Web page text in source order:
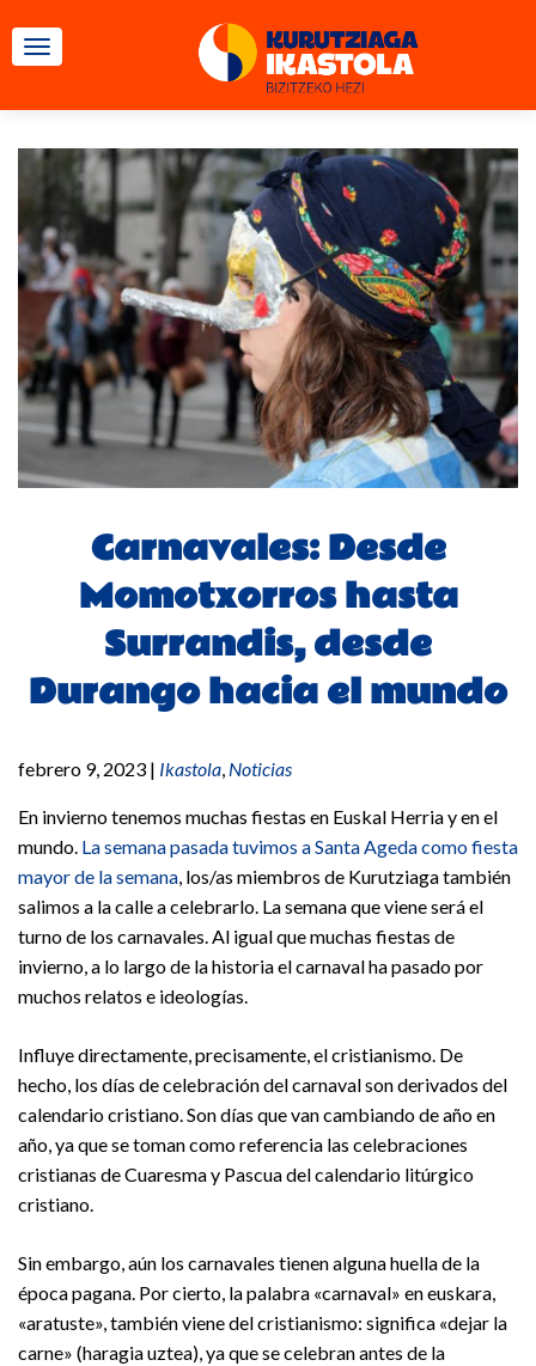
CAMBIAR NAVEGACIÓN
Carnavales: Desde
Momotxorros hasta
Surrandis, desde
Durango hacia el mundo
febrero 9, 2023 | Ikastola, Noticias
En invierno tenemos muchas fiestas en Euskal Herria y en el
mundo. La semana pasada tuvimos a Santa Ageda como fiesta
mayor de la semana, los/as miembros de Kurutziaga también
salimos a la calle a celebrarlo. La semana que viene será el
turno de los carnavales. Al igual que muchas fiestas de
invierno, a lo largo de la historia el carnaval ha pasado por
muchos relatos e ideologías.
Influye directamente, precisamente, el cristianismo. De
hecho, los días de celebración del carnaval son derivados del
calendario cristiano. Son días que van cambiando de año en
año, ya que se toman como referencia las celebraciones
cristianas de Cuaresma y Pascua del calendario litúrgico
cristiano.
Sin embargo, aún los carnavales tienen alguna huella de la
época pagana. Por cierto, la palabra «carnaval» en euskara,
«aratuste», también viene del cristianismo: significa «dejar la
carne» (haragia uztea), ya que se celebran antes de la